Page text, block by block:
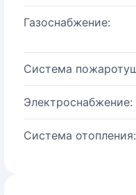
Газоснабжение:
Система
Электроснабжение:
Система отопления: